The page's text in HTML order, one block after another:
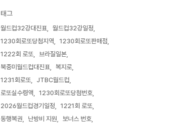
태그
월드컵32강대진표
월드컵32강일정
1230회로또당첨지역
1230회로또판매점
1222회 로또
브라질일본
북중미월드컵대진표
복지로
1231회로또
JTBC월드컵
로또실수령액
1230회로또당첨번호
2026월드컵경기일정
1221회 로또
동행복권
난방비 지원
보너스 번호